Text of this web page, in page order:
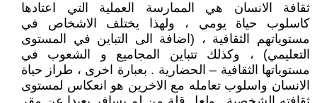
ثقافة الانسان هي الممارسة العملية التي اعتادها
كاسلوب حياة يومي ، ولهذا يختلف الاشخاص في
مستوياتهم الثقافية ، (اضافة الى التباين في المستوى
التعليمي) ، وكذلك تتباين المجاميع و الشعوب في
مستوياتها الثقافية – الحضارية . بعبارة اخرى ، طراز حياة
الانسان واسلوب تعامله مع الاخرين هو انعكاس لمستوى